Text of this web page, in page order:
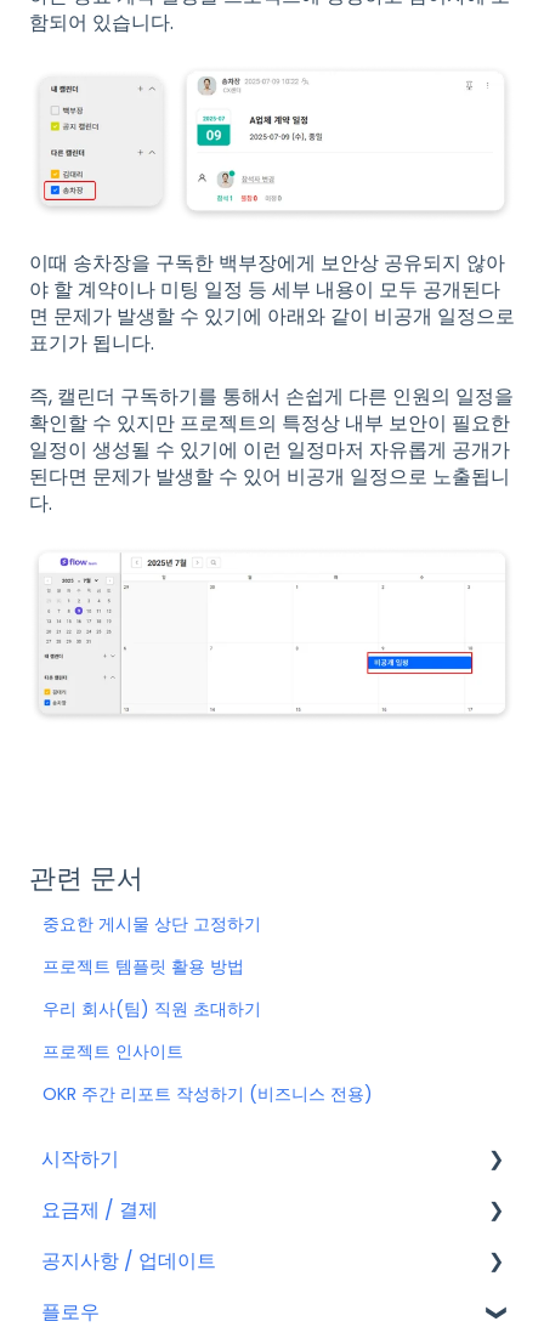
함되어 있습니다.
이때 송차장을 구독한 백부장에게 보안상 공유되지 않아
야 할 계약이나 미팅 일정 등 세부 내용이 모두 공개된다
면 문제가 발생할 수 있기에 아래와 같이 비공개 일정으로
표기가 됩니다.
즉, 캘린더 구독하기를 통해서 손쉽게 다른 인원의 일정을
확인할 수 있지만 프로젝트의 특정상 내부 보안이 필요한
일정이 생성될 수 있기에 이런 일정마저 자유롭게 공개가
된다면 문제가 발생할 수 있어 비공개 일정으로 노출됩니
다.
관련 문서
중요한 게시물 상단 고정하기
프로젝트 템플릿 활용 방법
우리 회사(팀) 직원 초대하기
프로젝트 인사이트
OKR 주간 리포트 작성하기 (비즈니스 전용)
시작하기
회원가입
플로우 계정
요금제 / 결제
요금제
결제
공지사항 / 업데이트
공지사항
플로우